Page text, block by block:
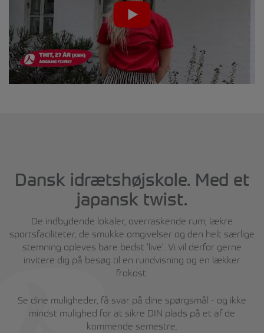
Dansk idrætshøjskole. Med et
japansk twist.
De indbydende lokaler, overraskende rum, lækre
sportsfaciliteter, de smukke omgivelser og den helt særlige
stemning opleves bare bedst 'live'. Vi vil derfor gerne
invitere dig på besøg til en rundvisning og en lækker
frokost.
Se dine muligheder, få svar på dine spørgsmål - og ikke
mindst mulighed for at sikre DIN plads på et af de
kommende semestre.